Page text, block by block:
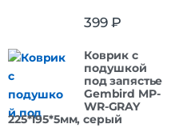
399₽
Коврик с
подушкой
под запястье
Gembird MP-
WR-GRAY
225*195*5мм, серый